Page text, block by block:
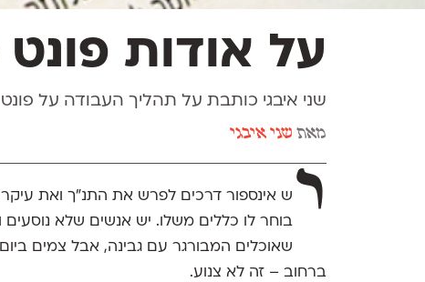
על אודות
שני איבגי כותבת על תהליך העבודה על פונט
מאת שני איבגי
י
ש אינספור דרכים לפרש את התנ”ך ואת
בוחר לו כללים משלו. יש אנשים שלא
ברחוב – זה לא צנוע.